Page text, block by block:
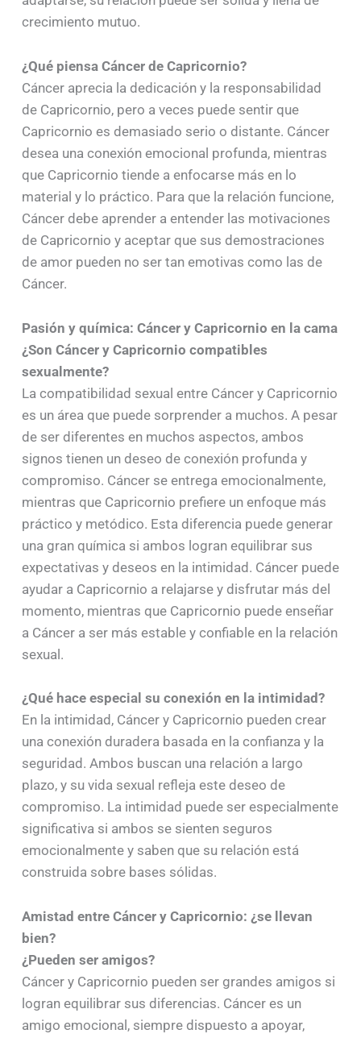
crecimiento mutuo.
¿Qué piensa Cáncer de Capricornio?
Cáncer aprecia la dedicación y la responsabilidad
de Capricornio, pero a veces puede sentir que
Capricornio es demasiado serio o distante. Cáncer
desea una conexión emocional profunda, mientras
que Capricornio tiende a enfocarse más en lo
material y lo práctico. Para que la relación funcione,
Cáncer debe aprender a entender las motivaciones
de Capricornio y aceptar que sus demostraciones
de amor pueden no ser tan emotivas como las de
Cáncer.
Pasión y química: Cáncer y Capricornio en la cama
¿Son Cáncer y Capricornio compatibles
sexualmente?
La compatibilidad sexual entre Cáncer y Capricornio
es un área que puede sorprender a muchos. A pesar
de ser diferentes en muchos aspectos, ambos
signos tienen un deseo de conexión profunda y
compromiso. Cáncer se entrega emocionalmente,
mientras que Capricornio prefiere un enfoque más
práctico y metódico. Esta diferencia puede generar
una gran química si ambos logran equilibrar sus
expectativas y deseos en la intimidad. Cáncer puede
ayudar a Capricornio a relajarse y disfrutar más del
momento, mientras que Capricornio puede enseñar
a Cáncer a ser más estable y confiable en la relación
sexual.
¿Qué hace especial su conexión en la intimidad?
En la intimidad, Cáncer y Capricornio pueden crear
una conexión duradera basada en la confianza y la
seguridad. Ambos buscan una relación a largo
plazo, y su vida sexual refleja este deseo de
compromiso. La intimidad puede ser especialmente
significativa si ambos se sienten seguros
emocionalmente y saben que su relación está
construida sobre bases sólidas.
Amistad entre Cáncer y Capricornio: ¿se llevan
bien?
¿Pueden ser amigos?
Cáncer y Capricornio pueden ser grandes amigos si
logran equilibrar sus diferencias. Cáncer es un
amigo emocional, siempre dispuesto a apoyar,